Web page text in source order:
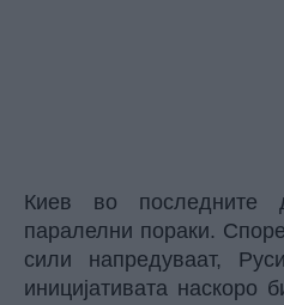
Киев во последните
паралелни пораки.
сили напредуваат,
иницијативата